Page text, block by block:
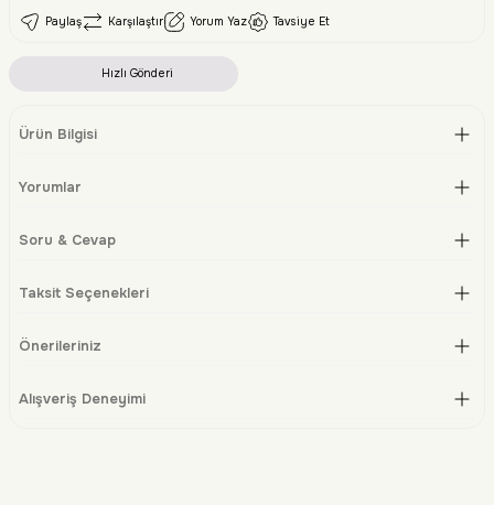
Paylaş Karşılaştır Yorum Yaz Tavsiye Et
Hızlı Gönderi
Ürün Bilgisi
Yorumlar
Soru & Cevap
Taksit Seçenekleri
Önerileriniz
Alışveriş Deneyimi